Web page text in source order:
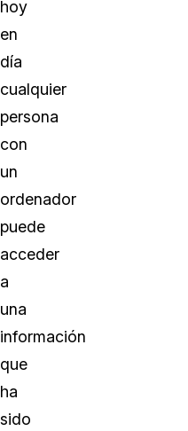
hoy
en
día
cualquier
persona
con
un
ordenador
puede
acceder
a
una
información
que
ha
sido